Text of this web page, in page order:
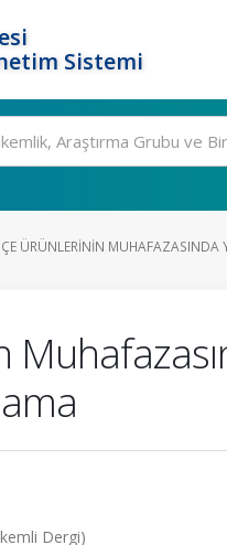
Sistemi
ÜRÜNLERININ MUHAFAZASINDA
Dergi)